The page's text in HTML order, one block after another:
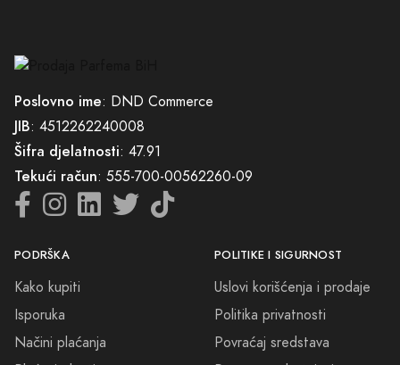
Poslovno ime: DND Commerce
JIB: 4512262240008
Šifra djelatnosti: 47.91
Tekući račun: 555-700-00562260-09
PODRŠKA
Kako kupiti
Isporuka
Načini plaćanja
POLITIKE I SIGURNOST
Uslovi korišćenja i prodaje
Politika privatnosti
Povraćaj sredstava